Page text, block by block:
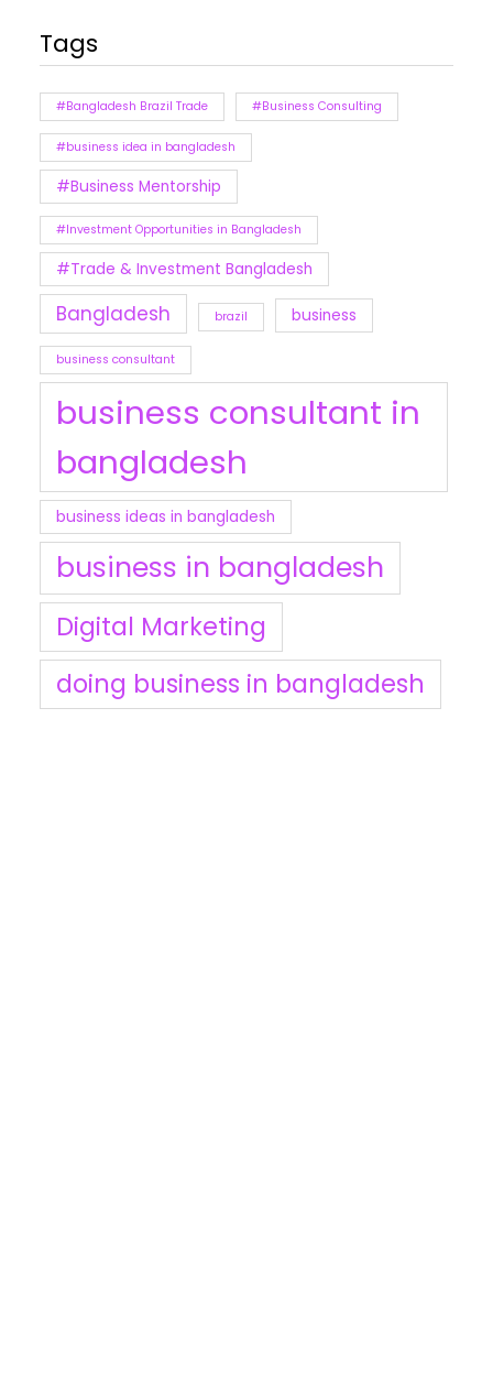
Tags
#Bangladesh Brazil Trade #Business Consulting
#business idea in bangladesh
#Business Mentorship
#Investment Opportunities in Bangladesh
#Trade & Investment Bangladesh
Bangladesh brazil business
business consultant
business consultant in
bangladesh
business ideas in bangladesh
business in bangladesh
Digital Marketing
doing business in bangladesh